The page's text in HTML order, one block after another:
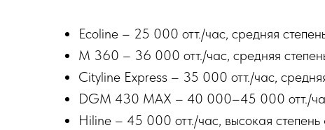
Ecoline – 25 000 отт./час, средняя
M 360 – 36 000 отт./час, средняя
Cityline Express – 35 000 отт./час,
DGM 430 MAX – 40 000–45 000 отт./
Hiline – 45 000 отт./час, высокая степень